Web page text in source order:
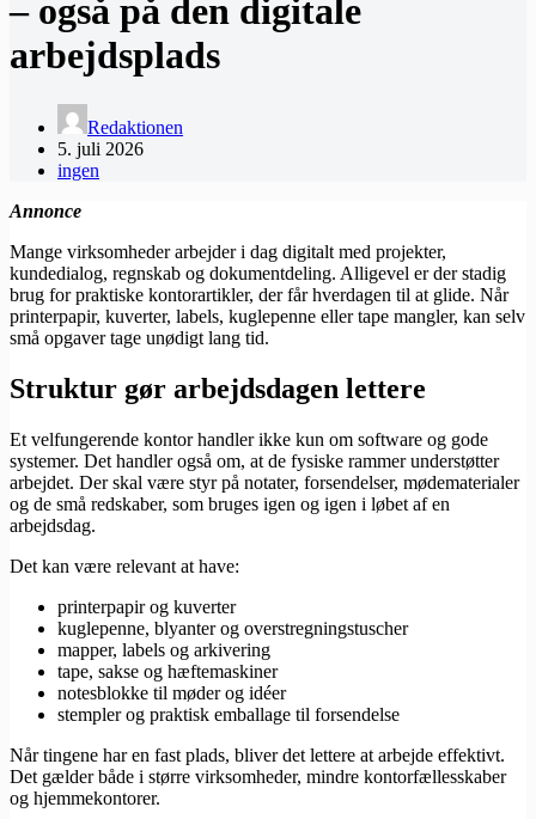
– også på den digitale
arbejdsplads
Redaktionen
5. juli 2026
ingen
Annonce
Mange virksomheder arbejder i dag digitalt med projekter,
kundedialog, regnskab og dokumentdeling. Alligevel er der stadig
brug for praktiske kontorartikler, der får hverdagen til at glide. Når
printerpapir, kuverter, labels, kuglepenne eller tape mangler, kan selv
små opgaver tage unødigt lang tid.
Struktur gør arbejdsdagen lettere
Et velfungerende kontor handler ikke kun om software og gode
systemer. Det handler også om, at de fysiske rammer understøtter
arbejdet. Der skal være styr på notater, forsendelser, mødematerialer
og de små redskaber, som bruges igen og igen i løbet af en
arbejdsdag.
Det kan være relevant at have:
printerpapir og kuverter
kuglepenne, blyanter og overstregningstuscher
mapper, labels og arkivering
tape, sakse og hæftemaskiner
notesblokke til møder og idéer
stempler og praktisk emballage til forsendelse
Når tingene har en fast plads, bliver det lettere at arbejde effektivt.
Det gælder både i større virksomheder, mindre kontorfællesskaber
og hjemmekontorer.